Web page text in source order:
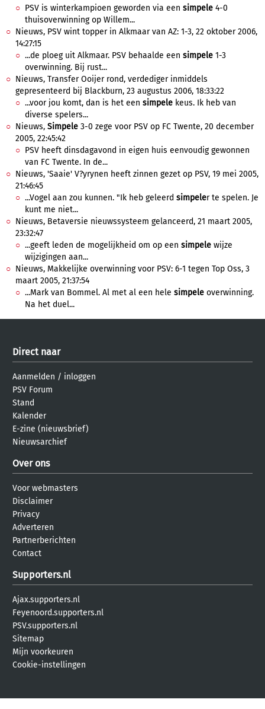
PSV is winterkampioen geworden via een simpele 4-0
thuisoverwinning op Willem...
Nieuws, PSV wint topper in Alkmaar van AZ: 1-3, 22 oktober 2006,
14:27:15
...de ploeg uit Alkmaar. PSV behaalde een simpele 1-3
overwinning. Bij rust...
Nieuws, Transfer Ooijer rond, verdediger inmiddels
gepresenteerd bij Blackburn, 23 augustus 2006, 18:33:22
...voor jou komt, dan is het een simpele keus. Ik heb van
diverse spelers...
Nieuws, Simpele 3-0 zege voor PSV op FC Twente, 20 december
2005, 22:45:42
PSV heeft dinsdagavond in eigen huis eenvoudig gewonnen
van FC Twente. In de...
Nieuws, 'Saaie' V?yrynen heeft zinnen gezet op PSV, 19 mei 2005,
21:46:45
...Vogel aan zou kunnen. "Ik heb geleerd simpeler te spelen. Je
kunt me niet...
Nieuws, Betaversie nieuwssysteem gelanceerd, 21 maart 2005,
23:32:47
...geeft leden de mogelijkheid om op een simpele wijze
wijzigingen aan...
Nieuws, Makkelijke overwinning voor PSV: 6-1 tegen Top Oss, 3
maart 2005, 21:37:54
...Mark van Bommel. Al met al een hele simpele overwinning.
Na het duel...
Direct naar
Aanmelden / inloggen
PSV Forum
Stand
Kalender
E-zine (nieuwsbrief)
Nieuwsarchief
Over ons
Voor webmasters
Disclaimer
Privacy
Adverteren
Partnerberichten
Contact
Supporters.nl
Ajax.supporters.nl
Feyenoord.supporters.nl
PSV.supporters.nl
Sitemap
Mijn voorkeuren
Cookie-instellingen